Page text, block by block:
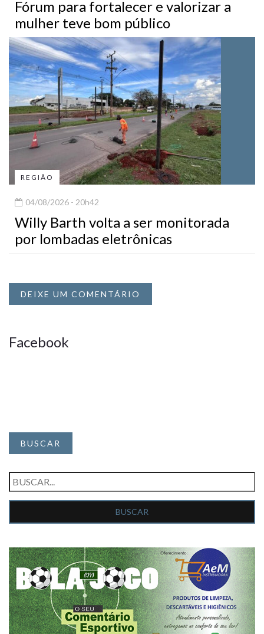
Fórum para fortalecer e valorizar a
mulher teve bom público
REGIÃO
04/08/2026 - 20h42
Willy Barth volta a ser monitorada
por lombadas eletrônicas
DEIXE UM COMENTÁRIO
Facebook
BUSCAR